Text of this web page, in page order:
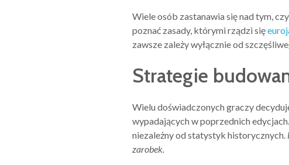
Wiele osób zastanawia się nad tym,
poznać zasady, którymi rządzi się
zawsze zależy wyłącznie od
Strategie
Wielu doświadczonych graczy
wypadających w poprzednich
niezależny od statystyk historycznych.
zarobek.